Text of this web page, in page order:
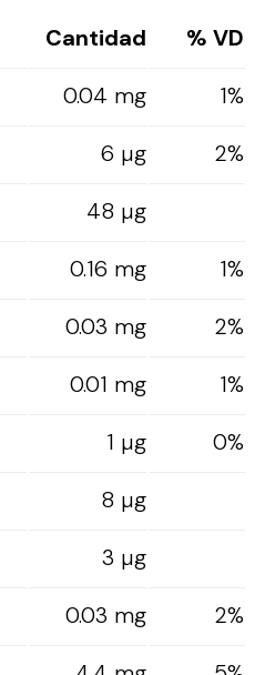
Cantidad
% VD
0.04 mg
1%
6 µg
2%
48 µg
0.16 mg
1%
0.03 mg
2%
0.01 mg
1%
1 µg
0%
8 µg
3 µg
0.03 mg
2%